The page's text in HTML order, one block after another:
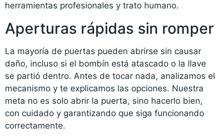
herramientas profesionales y trato humano.
Aperturas rápidas sin romper
La mayoría de puertas pueden abrirse sin causar
daño, incluso si el bombín está atascado o la llave
se partió dentro. Antes de tocar nada, analizamos el
mecanismo y te explicamos las opciones. Nuestra
meta no es solo abrir la puerta, sino hacerlo bien,
con cuidado y garantizando que siga funcionando
correctamente.